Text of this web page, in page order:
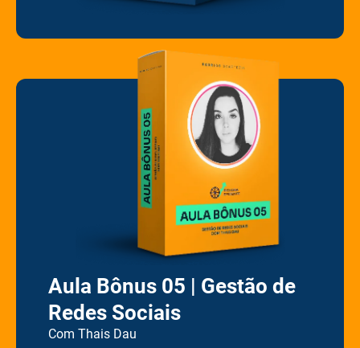
Aula Bônus 05 | Gestão de
Redes Sociais
Com Thais Dau